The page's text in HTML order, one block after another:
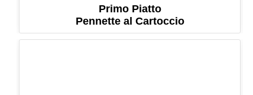
Primo Piatto
Pennette al Cartoccio